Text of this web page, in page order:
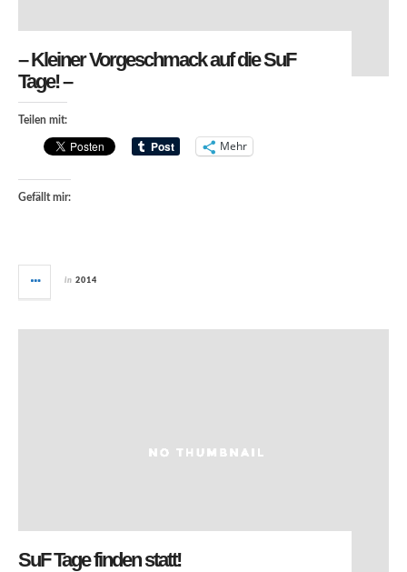
– Kleiner Vorgeschmack auf die SuF
Tage! –
Teilen mit:
Mehr
Gefällt mir:
in 2014
SuF Tage finden statt!